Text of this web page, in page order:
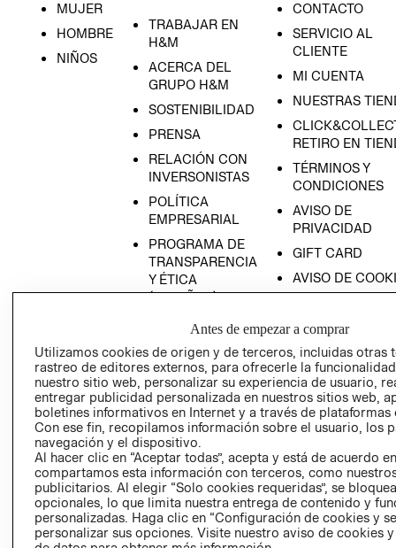
MUJER
HOMBRE
NIÑOS
TRABAJAR EN
H&M
ACERCA DEL
GRUPO H&M
SOSTENIBILIDAD
PRENSA
RELACIÓN CON
INVERSONISTAS
POLÍTICA
EMPRESARIAL
PROGRAMA DE
TRANSPARENCIA
Y ÉTICA
(ESPAÑOL)
PROGRAMA DE
Y ÉTICA (INGLÉS)
CONTACTO
SERVICIO AL
CLIENTE
MI CUENTA
NUESTRAS
RETIRO EN
TÉRMINOS Y
CONDICIONES
AVISO DE
PRIVACIDAD
GIFT CARD
AVISO DE
COMERCIO - SIC
PETICIONES
QUEJAS Y
RECLAMOS
Colombia ($)
Antes de empezar a comprar
Utilizamos cookies de origen y de terceros, incluidas otras
rastreo de editores externos, para ofrecerle la
nuestro sitio web, personalizar su experiencia de usuario,
entregar publicidad personalizada en nuestros sitios web,
boletines informativos en Internet y a través de plataformas
Con ese fin, recopilamos información sobre el usuario, los
navegación y el dispositivo.
Al hacer clic en “Aceptar todas”, acepta y está de acuerdo
compartamos esta información con terceros, como
publicitarios. Al elegir “Solo cookies requeridas”, se
opcionales, lo que limita nuestra entrega de contenido y
personalizadas. Haga clic en “Configuración de cookies y
personalizar sus opciones. Visite nuestro aviso de cookies